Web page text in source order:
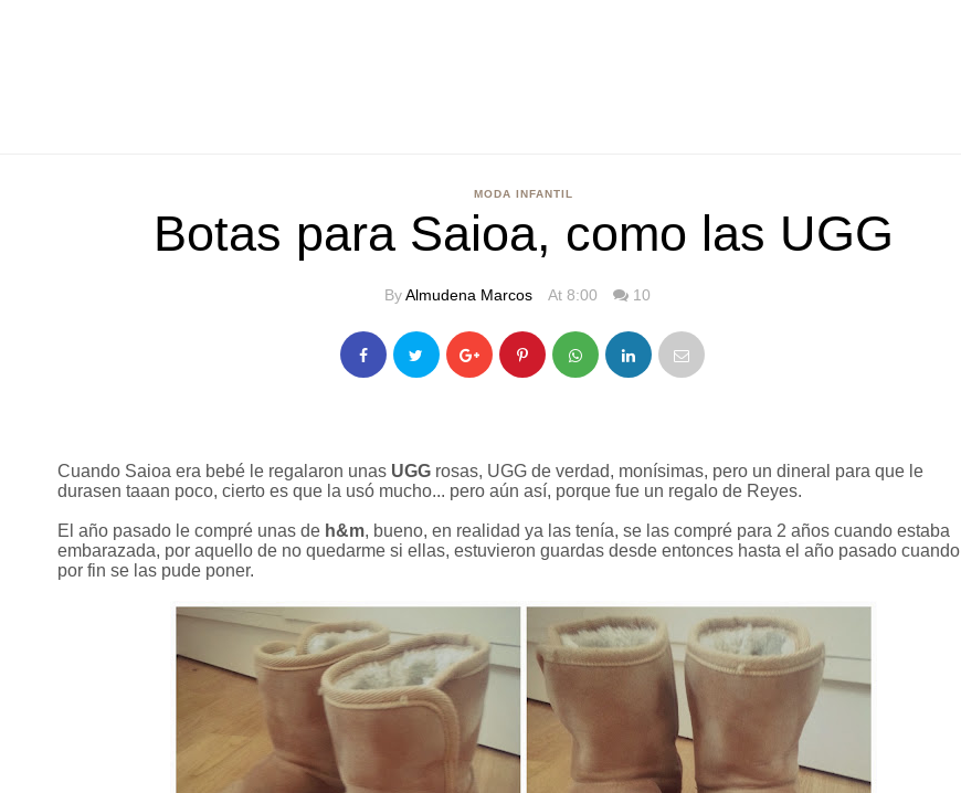
MODA INFANTIL
Botas para Saioa, como las UGG
ByAlmudena Marcos At 8:00 10
Cuando Saioa era bebé le regalaron unas UGG rosas, UGG de verdad, monísimas, pero un dineral para que le
durasen taaan poco, cierto es que la usó mucho... pero aún así, porque fue un regalo de Reyes.
El año pasado le compré unas de h&m, bueno, en realidad ya las tenía, se las compré para 2 años cuando estaba
embarazada, por aquello de no quedarme si ellas, estuvieron guardas desde entonces hasta el año pasado cuando
por fin se las pude poner.